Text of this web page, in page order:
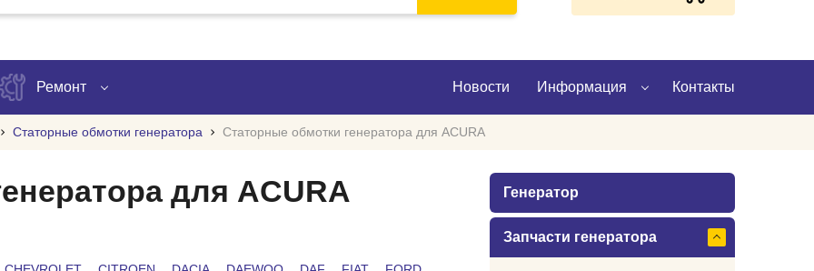
Ремонт
Проверка ремонта
Новости Информация
Доставка
Оплата
Контакты
Статорные обмотки генератора Статорные обмотки генератора для ACURA
для ACURA
Генератор
Запчасти генератора